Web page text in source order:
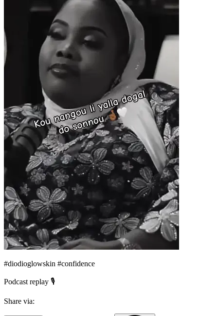
#diodioglowskin #confidence
Podcast replay 🎙️
Share via: